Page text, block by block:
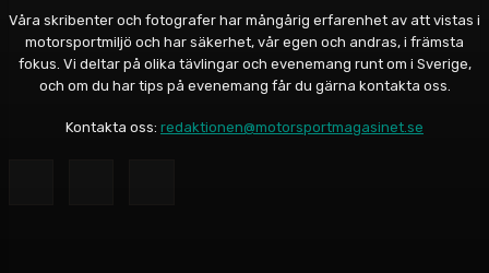
Våra skribenter och fotografer har mångårig erfarenhet av att vistas i
motorsportmiljö och har säkerhet, vår egen och andras, i främsta
fokus. Vi deltar på olika tävlingar och evenemang runt om i Sverige,
och om du har tips på evenemang får du gärna kontakta oss.
Kontakta oss: redaktionen@motorsportmagasinet.se